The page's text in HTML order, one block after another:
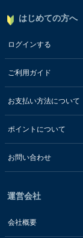
はじめての方へ
ログインする
ご利用ガイド
お支払い方法について
ポイントについて
お問い合わせ
運営会社
会社概要